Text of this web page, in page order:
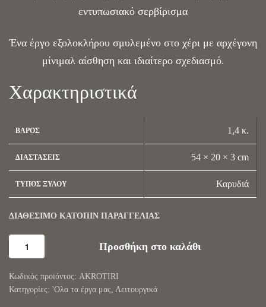
εντυπωσιακό σερβίρισμα
Ένα έργο εξολοκλήρου σμυλεμένο στο χέρι με αρχέγονη
μίνιμαλ αίσθηση και ιδιαίτερο σχεδιασμό.
Χαρακτηριστικά
ΒΆΡΟΣ 1,4 κ.
ΔΙΑΣΤΆΣΕΙΣ 54 × 20 × 3 cm
ΤΎΠΟΣ ΞΎΛΟΥ Καρυδιά
ΔΙΑΘΈΣΙΜΟ ΚΑΤΌΠΙΝ ΠΑΡΑΓΓΕΛΊΑΣ
Προσθήκη στο καλάθι
AKROTIRI
Κατηγορίες: 'Ολα τα έργα μας, Λειτουργικά